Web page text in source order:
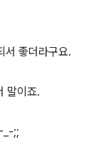
서 좋더라구요.
말이죠.
_-;;